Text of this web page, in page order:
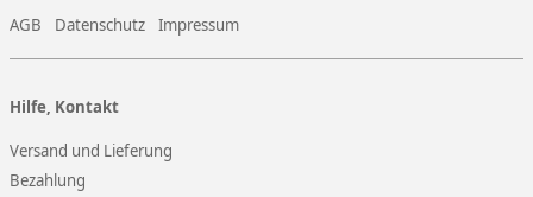
AGB Datenschutz Impressum
Hilfe, Kontakt
Versand und Lieferung
Bezahlung